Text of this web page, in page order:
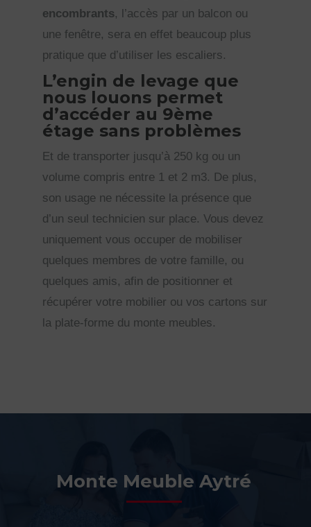
encombrants, l’accès par un balcon ou
une fenêtre, sera en effet beaucoup plus
pratique que d’utiliser les escaliers.
L’engin de levage que
nous louons permet
d’accéder au 9ème
étage sans problèmes
Et de transporter jusqu’à 250 kg ou un
volume compris entre 1 et 2 m3. De plus,
son usage ne nécessite la présence que
d’un seul technicien sur place. Vous devez
uniquement vous occuper de mobiliser
quelques membres de votre famille, ou
quelques amis, afin de positionner et
récupérer votre mobilier ou vos cartons sur
la plate-forme du monte meubles.
Monte Meuble Aytré